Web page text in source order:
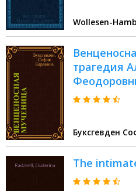
Wollesen-
трагедия
Буксгевден
The